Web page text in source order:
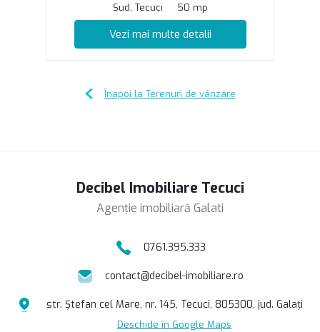
Sud, Tecuci
50 mp
Vezi mai multe detalii
Înapoi la Terenuri de vânzare
Decibel Imobiliare Tecuci
Agenție imobiliară Galati
0761.395.333
contact@decibel-imobiliare.ro
str. Ștefan cel Mare, nr. 145, Tecuci, 805300, jud. Galați
Deschide în Google Maps